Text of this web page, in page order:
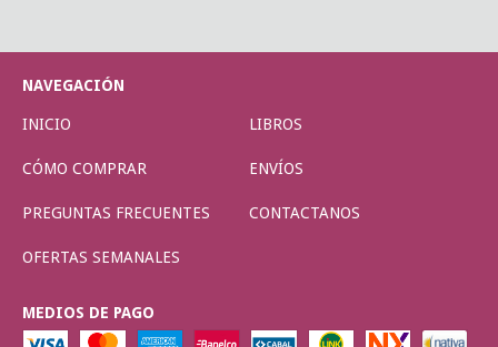
NAVEGACIÓN
INICIO LIBROS
CÓMO COMPRAR ENVÍOS
PREGUNTAS FRECUENTES CONTACTANOS
OFERTAS SEMANALES
MEDIOS DE PAGO